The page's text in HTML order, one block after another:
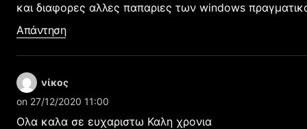
και διαφορες αλλες παπαριες των windows
Απάντηση
νίκος
on 27/12/2020 11:00
Ολα καλα σε ευχαριστω Καλη χρονια